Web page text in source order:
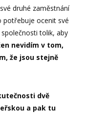
druhé zaměstnání
potřebuje ocenit své
tolik, aby
nevidím v tom,
že jsou stejně
dvě
a pak tu